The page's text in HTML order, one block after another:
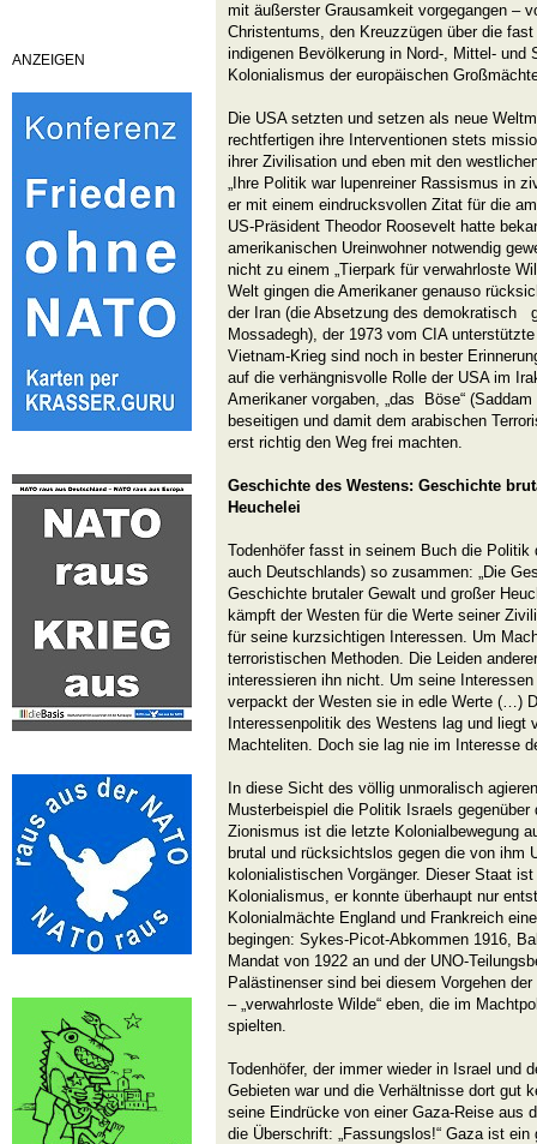
ANZEIGEN
mit äußerster Grausamkeit vorgegangen –
Christentums, den Kreuzzügen über die
indigenen Bevölkerung in Nord-, Mittel- und
Kolonialismus der europäischen
Die USA setzten und setzen als neue
rechtfertigen ihre Interventionen stets
ihrer Zivilisation und eben mit den
„Ihre Politik war lupenreiner Rassismus in
er mit einem eindrucksvollen Zitat für die
US-Präsident Theodor Roosevelt hatte
amerikanischen Ureinwohner notwendig
nicht zu einem „Tierpark für verwahrloste
Welt gingen die Amerikaner genauso
der Iran (die Absetzung des demokratisch
Mossadegh), der 1973 vom CIA
Vietnam-Krieg sind noch in bester
auf die verhängnisvolle Rolle der USA im
Amerikaner vorgaben, „das Böse“
beseitigen und damit dem arabischen
erst richtig den Weg frei machten.
Geschichte des Westens: Geschichte
Heuchelei
Todenhöfer fasst in seinem Buch die Politik
auch Deutschlands) so zusammen: „Die
Geschichte brutaler Gewalt und großer
kämpft der Westen für die Werte seiner
für seine kurzsichtigen Interessen. Um
terroristischen Methoden. Die Leiden
interessieren ihn nicht. Um seine
verpackt der Westen sie in edle Werte (…)
Interessenpolitik des Westens lag und liegt
Machteliten. Doch sie lag nie im Interesse
In diese Sicht des völlig unmoralisch
Musterbeispiel die Politik Israels gegenüber
Zionismus ist die letzte Kolonialbewegung
brutal und rücksichtslos gegen die von ihm
kolonialistischen Vorgänger. Dieser Staat
Kolonialismus, er konnte überhaupt nur
Kolonialmächte England und Frankreich
begingen: Sykes-Picot-Abkommen 1916,
Mandat von 1922 an und der UNO-
Palästinenser sind bei diesem Vorgehen
– „verwahrloste Wilde“ eben, die im
spielten.
Todenhöfer, der immer wieder in Israel und
Gebieten war und die Verhältnisse dort gut
seine Eindrücke von einer Gaza-Reise aus
die Überschrift: „Fassungslos!“ Gaza ist